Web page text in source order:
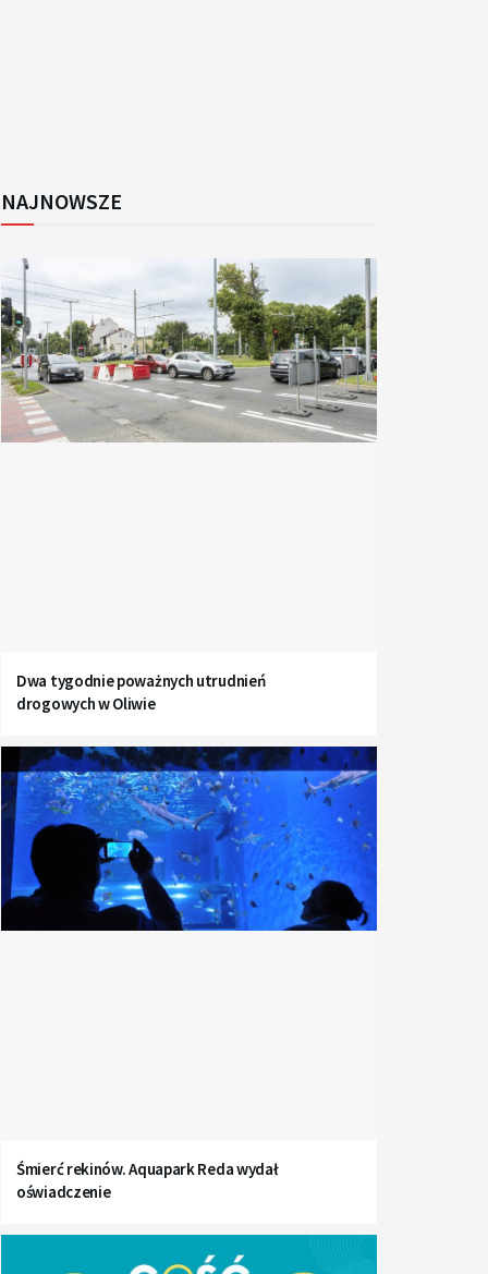
NAJNOWSZE
Dwa tygodnie poważnych utrudnień
drogowych w Oliwie
Śmierć rekinów. Aquapark Reda wydał
oświadczenie